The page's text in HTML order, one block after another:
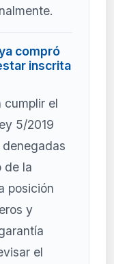
compró
inscrita
cumplir el
5/2019
de la
posición
y
el